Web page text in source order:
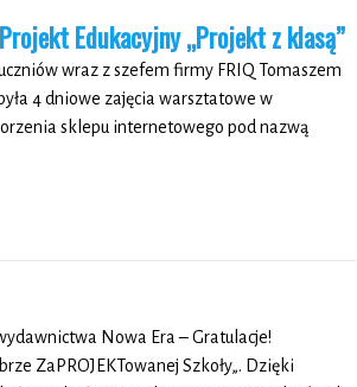
Edukacyjny „Projekt z klasą”
wraz z szefem firmy FRIQ Tomaszem
4 dniowe zajęcia warsztatowe w
sklepu internetowego pod nazwą
Nowa Era – Gratulacje!
ZaPROJEKTowanej Szkoły„. Dzięki